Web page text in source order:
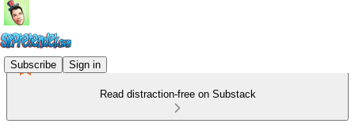
Subscribe Sign in
Read distraction-free on Substack